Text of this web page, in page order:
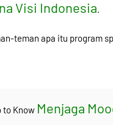
Visi Indonesia.
teman apa itu program
to Know Menjaga